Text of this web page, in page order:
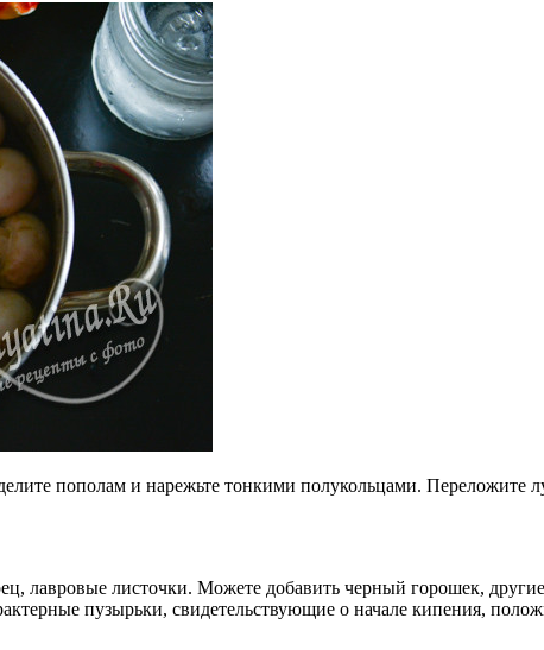
пополам и нарежьте тонкими полукольцами.
лавровые листочки. Можете добавить черный горошек,
пузырьки, свидетельствующие о начале кипения,